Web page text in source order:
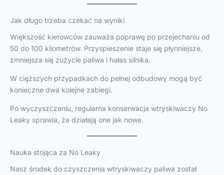
Jak długo trzeba czekać na wyniki
Większość kierowców zauważa poprawę po przejechaniu od
50 do 100 kilometrów. Przyspieszenie staje się płynniejsze,
zmniejsza się zużycie paliwa i hałas silnika.
W cięższych przypadkach do pełnej odbudowy mogą być
konieczne dwa kolejne zabiegi.
Po wyczyszczeniu, regularna konserwacja wtryskiwaczy No
Leaky sprawia, że działają one jak nowe.
Nauka stojąca za No Leaky
Nasz środek do czyszczenia wtryskiwaczy paliwa został